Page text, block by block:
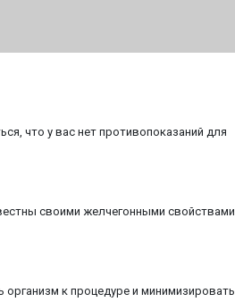
что у вас нет противопоказаний для
своими желчегонными свойствами
к процедуре и минимизировать